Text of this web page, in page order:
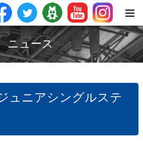
ニュース
ュニアシングルステ